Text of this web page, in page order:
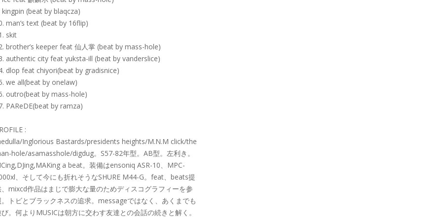
kingpin (beat by blaqcza)
man’s text (beat by 16flip)
skit
brother’s keeper feat 仙人掌 (beat by mass-hole)
authentic city feat yuksta-ill (beat by vanderslice)
dlop feat chiyori(beat by gradisnice)
we all(beat by onelaw)
outro(beat by mass-hole)
PAReDE(beat by ramza)
:
Inglorious Bastards/presidents heights/M.N.M click/the
hole/asamasshole/digdug。S57-82年型。AB型。左利き。
a beat。装備はensoniq ASR-10、MPC-
、そして今にも折れそうなSHURE M44-G。feat、beats提
mixcd作品はまじで膨大な量のためディスコグラフィーを参
。トビとブラックネスの追求。messageではなく、あくまでも
。何よりMUSICは朝方に交わす友達との会話の続きと解く。